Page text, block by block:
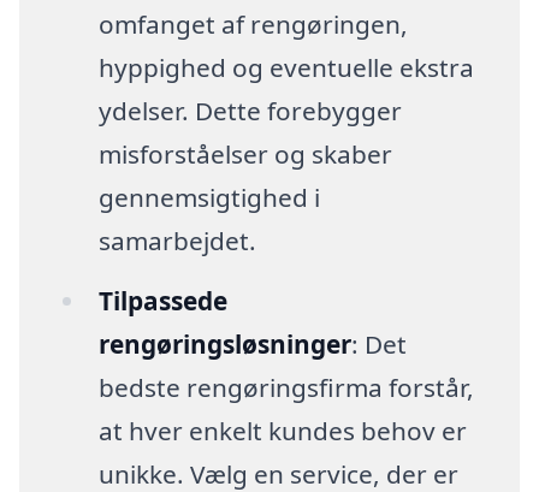
omfanget af rengøringen,
hyppighed og eventuelle ekstra
ydelser. Dette forebygger
misforståelser og skaber
gennemsigtighed i
samarbejdet.
Tilpassede
rengøringsløsninger: Det
bedste rengøringsfirma forstår,
at hver enkelt kundes behov er
unikke. Vælg en service, der er